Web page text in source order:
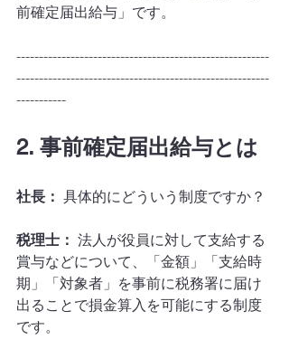
前確定届出給与」です。
--------------------------------------------------------
--------------------------------------------------------
-----------
2. 事前確定届出給与とは
社長： 具体的にどういう制度ですか？
税理士： 法人が役員に対して支給する
賞与などについて、「金額」「支給時
期」「対象者」を事前に税務署に届け
出ることで損金算入を可能にする制度
です。